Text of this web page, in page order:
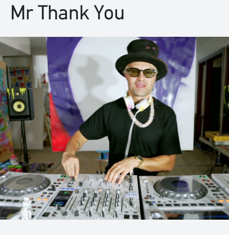
Mr Thank You